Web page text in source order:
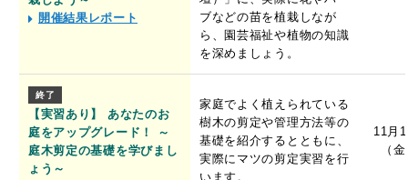
開催結果レポート
ブなどの苗を植栽しなが
ら、園芸福祉や植物の知識
を深めましょう。
終了
【実習あり】 あなたのお
庭をアップグレード！ ～
庭木剪定の基礎を学びまし
ょう～
家庭でよく植えられている
樹木の剪定や管理方法等の
基礎を紹介するとともに、
実際にマツの剪定実習を行
います。
11月
（